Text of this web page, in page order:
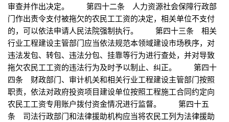
审查并作出决定。 第四十二条 人力资源社会保障行政部
门作出责令支付被拖欠的农民工工资的决定，相关单位不支付
的，可以依法申请人民法院强制执行。 第四十三条 相关
行业工程建设主管部门应当依法规范本领域建设市场秩序，对
违法发包、转包、违法分包、挂靠等行为进行查处，并对导致
拖欠农民工工资的违法行为及时予以制止、纠正。 第四十
四条 财政部门、审计机关和相关行业工程建设主管部门按照
职责，依法对政府投资项目建设单位按照工程施工合同约定向
农民工工资专用账户拨付资金情况进行监督。 第四十五
条 司法行政部门和法律援助机构应当将农民工列为法律援助